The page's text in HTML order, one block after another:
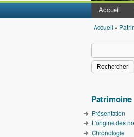
Accueil
Vous
Accueil »
Patrimoine
Présentation
L'origine des
Chronologie